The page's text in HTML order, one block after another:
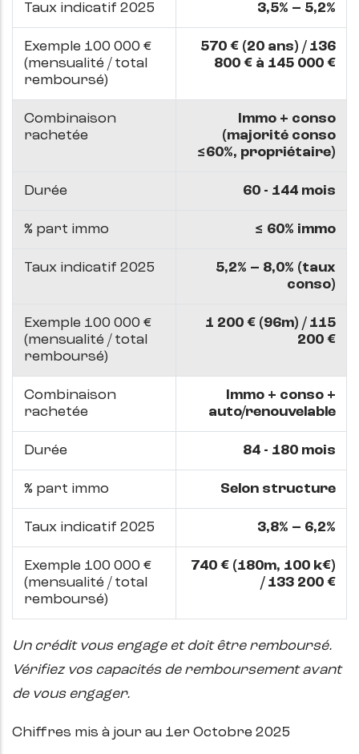
Taux indicatif 2025 3,5% – 5,2%
Exemple 100 000 €
(mensualité / total
remboursé)
570 € (20 ans) / 136
800 € à 145 000 €
Combinaison
rachetée
Immo + conso
(majorité conso
≤60%, propriétaire)
Durée 60 - 144 mois
% part immo ≤ 60% immo
Taux indicatif 2025
5,2% – 8,0% (taux
conso)
Exemple 100 000 €
(mensualité / total
remboursé)
1 200 € (96m) / 115
200 €
Combinaison
rachetée
Immo + conso +
auto/renouvelable
Durée 84 - 180 mois
% part immo Selon structure
Taux indicatif 2025 3,8% – 6,2%
Exemple 100 000 €
(mensualité / total
remboursé)
740 € (180m, 100 k€)
/ 133 200 €
Un crédit vous engage et doit être remboursé.
Vérifiez vos capacités de remboursement avant
de vous engager.
Chiffres mis à jour au 1er Octobre 2025